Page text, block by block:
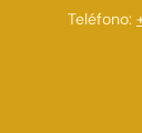
Teléfono: